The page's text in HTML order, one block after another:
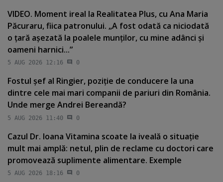
VIDEO. Moment ireal la Realitatea Plus, cu Ana Maria
Păcuraru, fiica patronului. „A fost odată ca niciodată
o ţară aşezată la poalele munţilor, cu mine adânci şi
oameni harnici...”
5 AUG 2026 12:16 0
Fostul şef al Ringier, poziţie de conducere la una
dintre cele mai mari companii de pariuri din România.
Unde merge Andrei Bereandă?
5 AUG 2026 11:40 0
Cazul Dr. Ioana Vitamina scoate la iveală o situaţie
mult mai amplă: netul, plin de reclame cu doctori care
promovează suplimente alimentare. Exemple
5 AUG 2026 18:16 0